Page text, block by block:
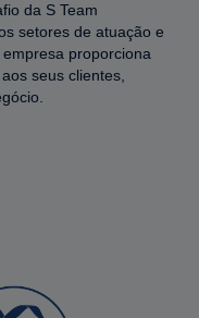
da S Team
setores de atuação e
proporciona
seus clientes,